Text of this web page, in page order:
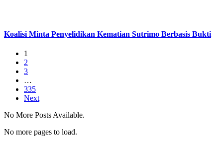
Koalisi Minta Penyelidikan Kematian Sutrimo Berbasis Bukti
1
2
3
…
335
Next
No More Posts Available.
No more pages to load.